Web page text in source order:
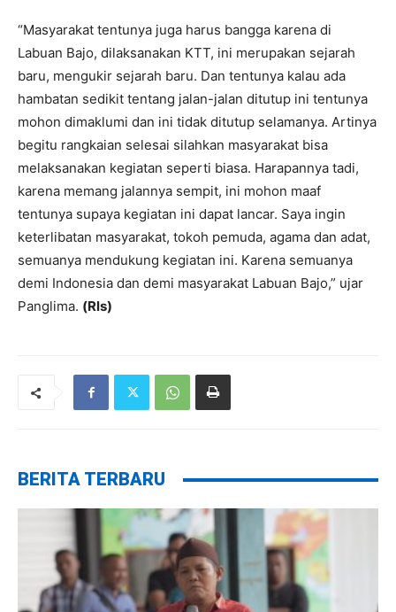
“Masyarakat tentunya juga harus bangga karena di
Labuan Bajo, dilaksanakan KTT, ini merupakan sejarah
baru, mengukir sejarah baru. Dan tentunya kalau ada
hambatan sedikit tentang jalan-jalan ditutup ini tentunya
mohon dimaklumi dan ini tidak ditutup selamanya. Artinya
begitu rangkaian selesai silahkan masyarakat bisa
melaksanakan kegiatan seperti biasa. Harapannya tadi,
karena memang jalannya sempit, ini mohon maaf
tentunya supaya kegiatan ini dapat lancar. Saya ingin
keterlibatan masyarakat, tokoh pemuda, agama dan adat,
semuanya mendukung kegiatan ini. Karena semuanya
demi Indonesia dan demi masyarakat Labuan Bajo,” ujar
Panglima. (Rls)
BERITA TERBARU